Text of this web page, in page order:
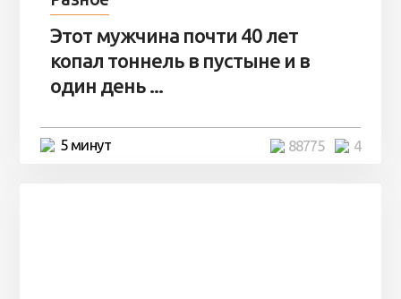
Этот мужчина почти 40 лет
копал тоннель в пустыне и в
один день ...
5 минут 4
88775